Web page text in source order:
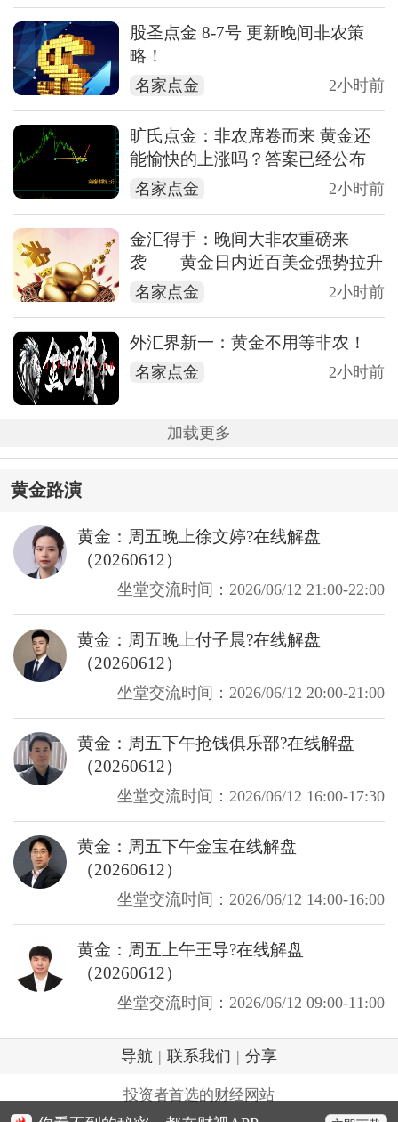
股圣点金 8-7号 更新晚间非农策
略！
名家点金 2小时前
旷氏点金：非农席卷而来 黄金还
能愉快的上涨吗？答案已经公布
名家点金 2小时前
金汇得手：晚间大非农重磅来
袭 黄金日内近百美金强势拉升
名家点金 2小时前
外汇界新一：黄金不用等非农！
名家点金 2小时前
加载更多
黄金路演
黄金：周五晚上徐文婷?在线解盘
（20260612）
坐堂交流时间：2026/06/12 21:00-22:00
黄金：周五晚上付子晨?在线解盘
（20260612）
坐堂交流时间：2026/06/12 20:00-21:00
黄金：周五下午抢钱俱乐部?在线解盘
（20260612）
坐堂交流时间：2026/06/12 16:00-17:30
黄金：周五下午金宝在线解盘
（20260612）
坐堂交流时间：2026/06/12 14:00-16:00
黄金：周五上午王导?在线解盘
（20260612）
坐堂交流时间：2026/06/12 09:00-11:00
导航 | 联系我们 | 分享
投资者首选的财经网站